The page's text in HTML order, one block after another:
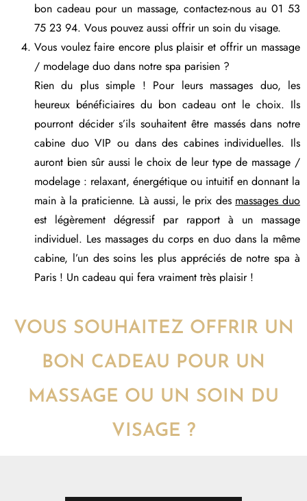
bon cadeau pour un massage, contactez-nous au 01 53
75 23 94. Vous pouvez aussi offrir un soin du visage.
Vous voulez faire encore plus plaisir et offrir un massage
/ modelage duo dans notre spa parisien ?
Rien du plus simple ! Pour leurs massages duo, les
heureux bénéficiaires du bon cadeau ont le choix. Ils
pourront décider s’ils souhaitent être massés dans notre
cabine duo VIP ou dans des cabines individuelles. Ils
auront bien sûr aussi le choix de leur type de massage /
modelage : relaxant, énergétique ou intuitif en donnant la
main à la praticienne. Là aussi, le prix des massages duo
est légèrement dégressif par rapport à un massage
individuel. Les massages du corps en duo dans la même
cabine, l’un des soins les plus appréciés de notre spa à
Paris ! Un cadeau qui fera vraiment très plaisir !
VOUS SOUHAITEZ OFFRIR UN
BON CADEAU POUR UN
MASSAGE OU UN SOIN DU
VISAGE ?